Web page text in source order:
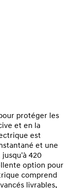
protéger les
et en la
est
et une
420
option pour
comprend
livrables,